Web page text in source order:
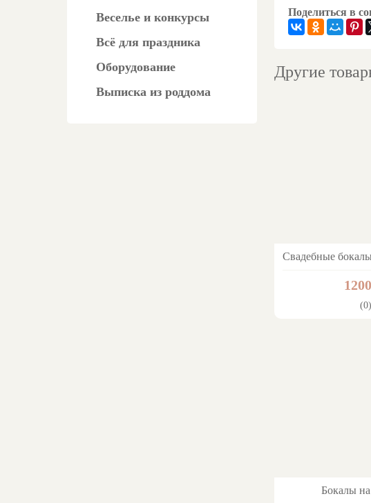
Веселье и конкурсы
Всё для праздника
Оборудование
Выписка из роддома
Поделиться в
Другие
(0)
Бокалы на